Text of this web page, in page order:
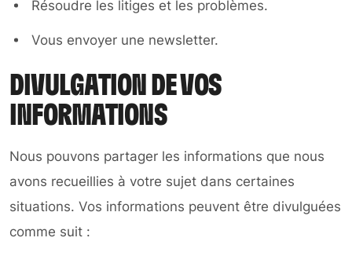
Résoudre les litiges et les problèmes.
Vous envoyer une newsletter.
DIVULGATION DE VOS
INFORMATIONS
Nous pouvons partager les informations que nous
avons recueillies à votre sujet dans certaines
situations. Vos informations peuvent être divulguées
comme suit :